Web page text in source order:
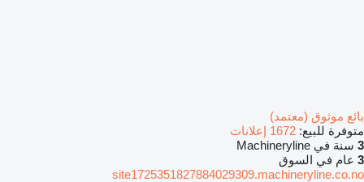
بائع موثوق (معتمد)
متوفرة للبيع: 1672 إعلانات
3 سنة في Machineryline
3 عام في السوق
site1725351827884029309.machineryline.co.no